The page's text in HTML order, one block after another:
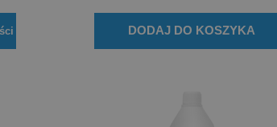
DODAJ DO KOSZYKA